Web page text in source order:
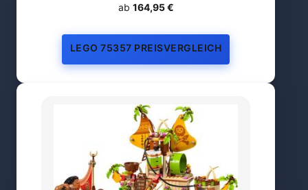
ab 164,95 €
LEGO 75357 PREISVERGLEICH